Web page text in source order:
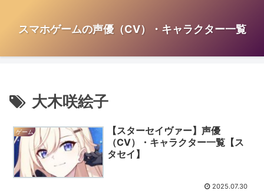
スマホゲームの声優（CV）・キャラクター一覧
大木咲絵子
ゲーム
【スターセイヴァー】声優
（CV）・キャラクター一覧【ス
タセイ】
2025.07.30